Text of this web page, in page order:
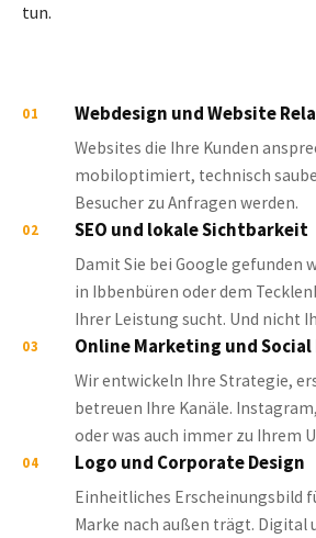
tun.
01 Webdesign und Website
Websites die Ihre Kunden
mobiloptimiert, technisch
Besucher zu Anfragen werden.
02 SEO und lokale Sichtbarkeit
Damit Sie bei Google gefunden
in Ibbenbüren oder dem
Ihrer Leistung sucht. Und nicht
03 Online Marketing und Social
Wir entwickeln Ihre Strategie,
betreuen Ihre Kanäle.
oder was auch immer zu Ihrem
04 Logo und Corporate Design
Einheitliches Erscheinungsbild
Marke nach außen trägt. Digital